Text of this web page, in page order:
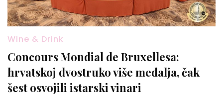
Wine & Drink
Concours Mondial de Bruxellesa:
hrvatskoj dvostruko više medalja, čak
šest osvojili istarski vinari